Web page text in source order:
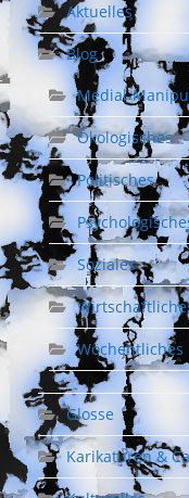
Aktuelles
Blog
Medial-
Ökologisches
Politisches
Soziales
Wöchentliches
Glosse
Karikaturen &